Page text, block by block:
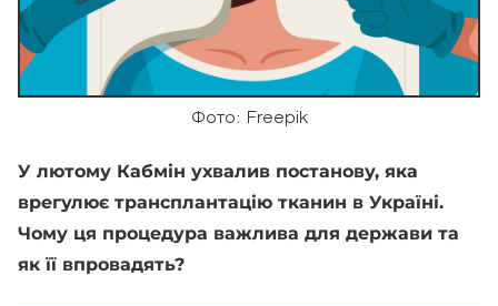
Фото: Freepik
У лютому Кабмін ухвалив постанову, яка
врегулює трансплантацію тканин в Україні.
Чому ця процедура важлива для держави та
як її впровадять?